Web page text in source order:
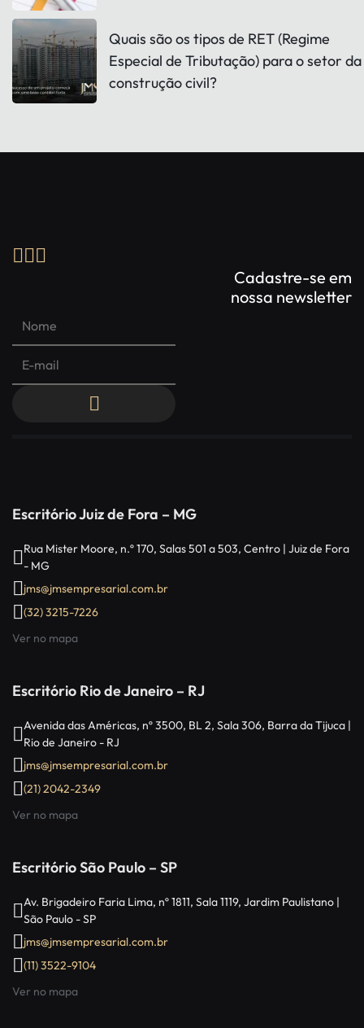
Quais são os tipos de RET (Regime
Especial de Tributação) para o setor da
construção civil?
Cadastre-se em
nossa newsletter
Escritório Juiz de Fora – MG
Rua Mister Moore, n.º 170, Salas 501 a 503, Centro | Juiz de Fora
- MG
jms@jmsempresarial.com.br
(32) 3215-7226
Ver no mapa
Escritório Rio de Janeiro – RJ
Avenida das Américas, nº 3500, BL 2, Sala 306, Barra da Tijuca |
Rio de Janeiro - RJ
jms@jmsempresarial.com.br
(21) 2042-2349
Ver no mapa
Escritório São Paulo – SP
Av. Brigadeiro Faria Lima, nº 1811, Sala 1119, Jardim Paulistano |
São Paulo - SP
jms@jmsempresarial.com.br
(11) 3522-9104
Ver no mapa